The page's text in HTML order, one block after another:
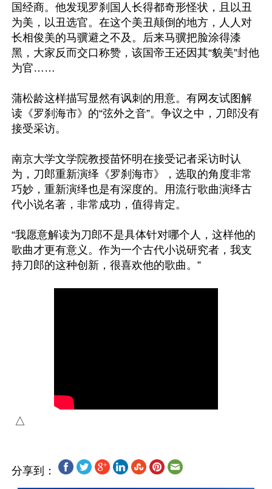
国经商。他发现罗刹国人长得都奇形怪状，且以丑
为美，以丑选官。在这个美丑颠倒的地方，人人对
长相俊美的马骥避之不及。后来马骥把脸涂得漆
黑，大家反而交口称赞，该国帝王还因其“貌美”封他
为官……
蒲松龄这样描写显然有讽刺的用意。有网友试图解
读《罗刹海市》的“弦外之音”。争议之中，刀郎没有
接受采访。
南京大学文学院教授苗怀明在接受记者采访时认
为，刀郎重新演绎《罗刹海市》，选取的角度非常
巧妙，重新演绎也是有深度的。用流行歌曲演绎古
代小说名著，非常成功，值得肯定。
“我愿意解读为刀郎不是具体针对哪个人，这样他的
歌曲才更有意义。作为一个古代小说研究者，我支
分享到：